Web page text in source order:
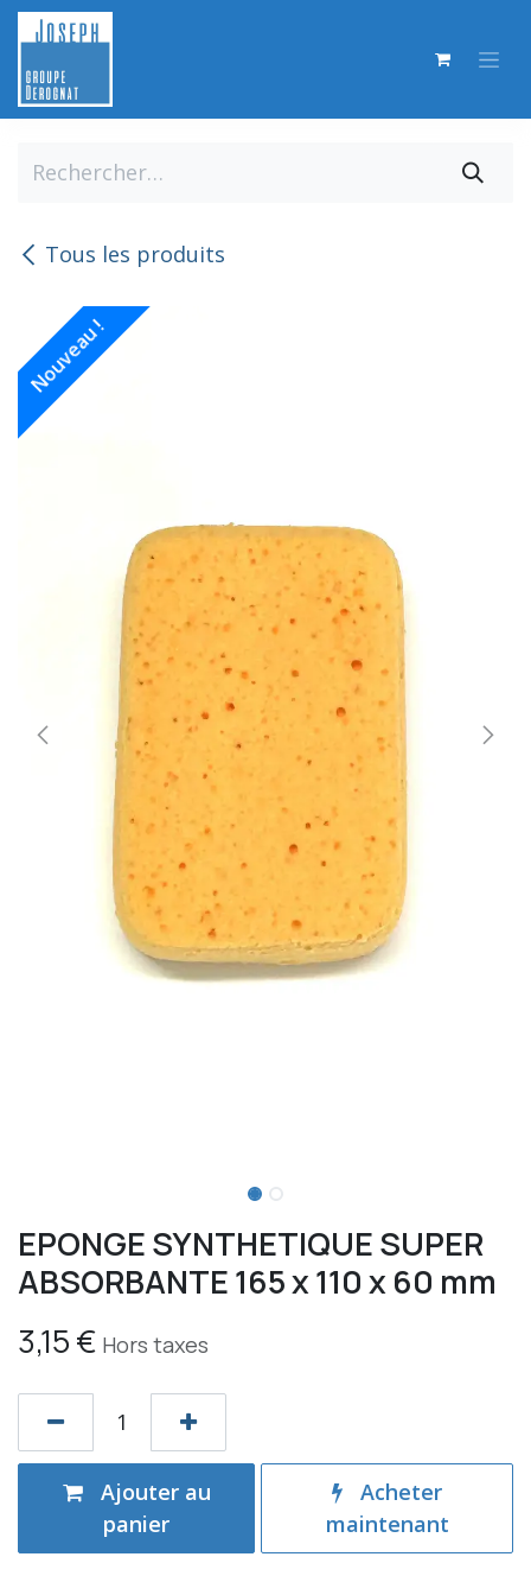
Se rendre au contenu
Tous les produits
Nouveau !
EPONGE SYNTHETIQUE SUPER
ABSORBANTE 165 x 110 x 60 mm
3,15€ Hors taxes
Ajouter au
panier
Acheter
maintenant